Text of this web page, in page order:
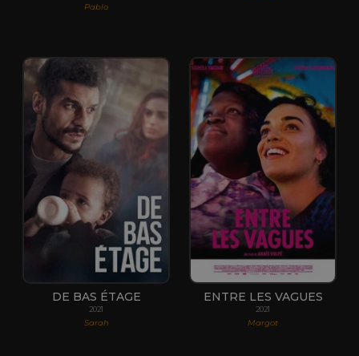
Pablo
DE BAS ÉTAGE
2021
Sarah
ENTRE LES VAGUES
2021
Margot